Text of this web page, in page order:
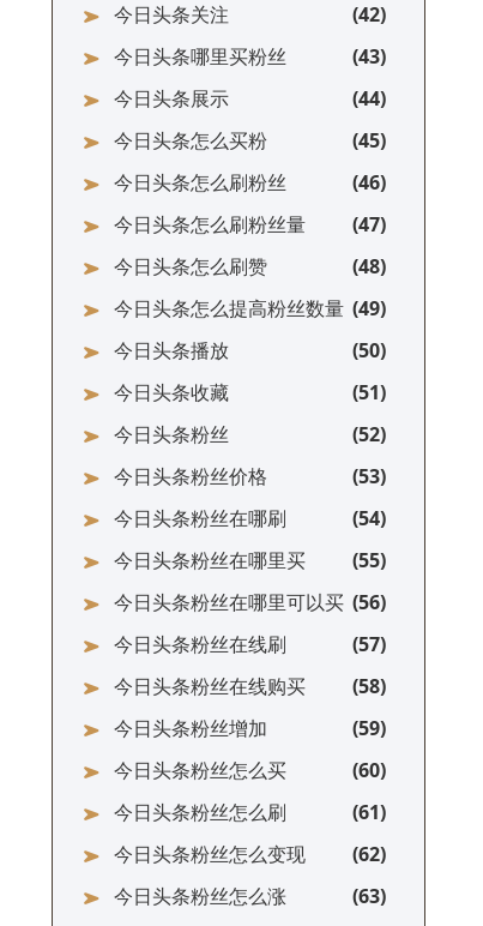
今日头条关注
今日头条哪里买粉丝
今日头条展示
今日头条怎么买粉
今日头条怎么刷粉丝
今日头条怎么刷粉丝量
今日头条怎么刷赞
今日头条怎么提高粉丝数量
今日头条播放
今日头条收藏
今日头条粉丝
今日头条粉丝价格
今日头条粉丝在哪刷
今日头条粉丝在哪里买
今日头条粉丝在哪里可以买
今日头条粉丝在线刷
今日头条粉丝在线购买
今日头条粉丝增加
今日头条粉丝怎么买
今日头条粉丝怎么刷
今日头条粉丝怎么变现
今日头条粉丝怎么涨